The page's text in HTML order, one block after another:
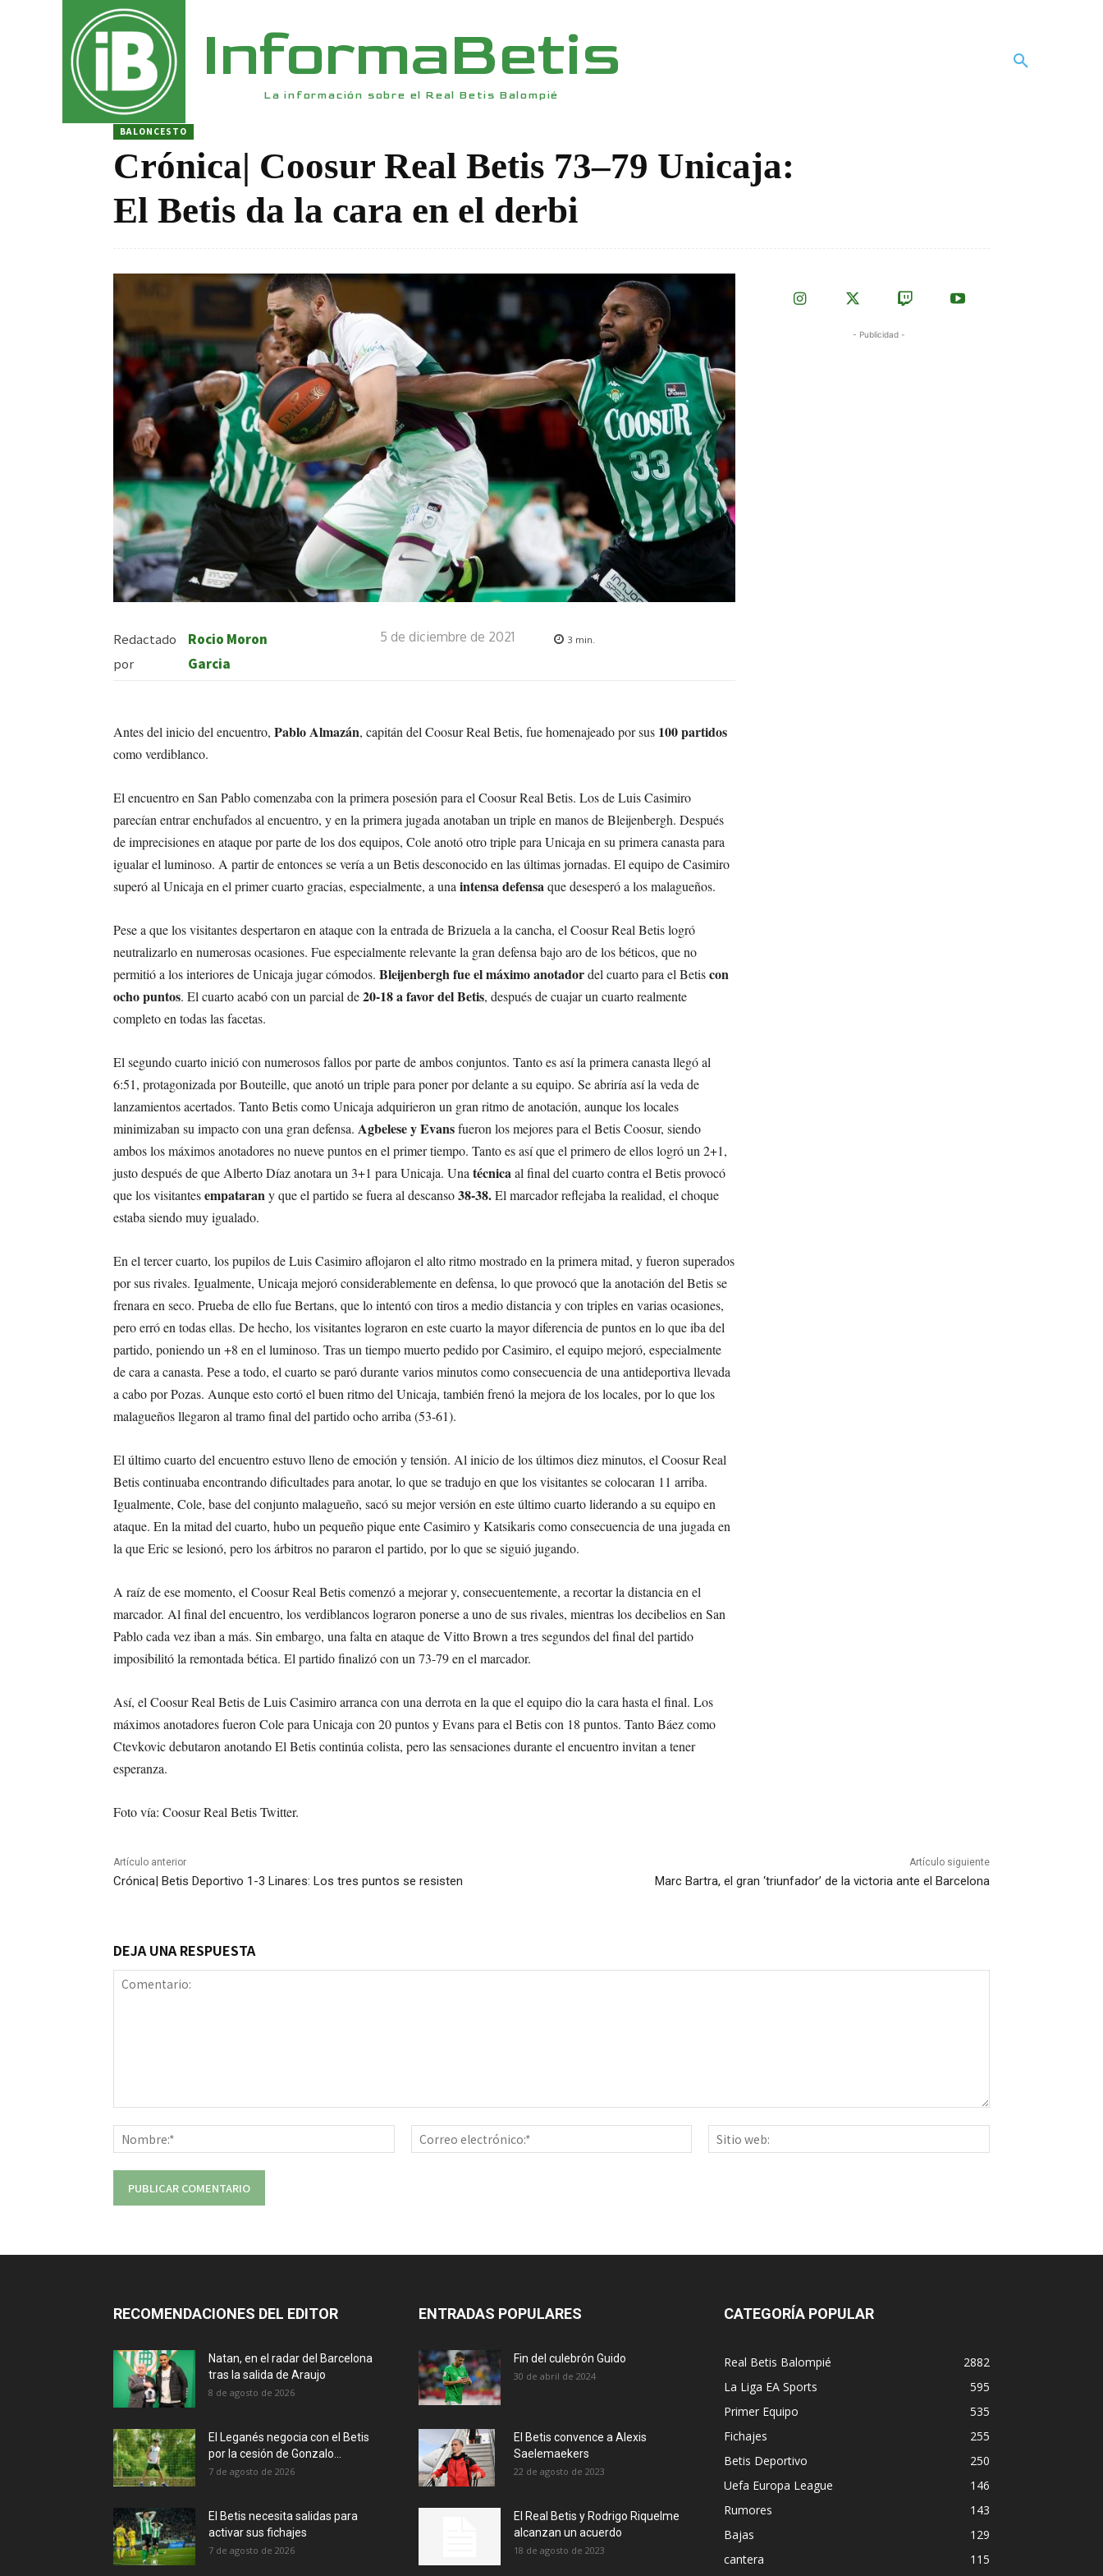
InformaBetis
La información sobre el Real Betis Balompié
BALONCESTO
Crónica| Coosur Real Betis 73–79 Unicaja:
El Betis da la cara en el derbi
Redactado
por
Rocio Moron
Garcia
5 de diciembre de 2021 3 min.
Antes del inicio del encuentro, Pablo Almazán, capitán del Coosur Real Betis, fue homenajeado por sus 100 partidos
como verdiblanco.
El encuentro en San Pablo comenzaba con la primera posesión para el Coosur Real Betis. Los de Luis Casimiro
parecían entrar enchufados al encuentro, y en la primera jugada anotaban un triple en manos de Bleijenbergh. Después
de imprecisiones en ataque por parte de los dos equipos, Cole anotó otro triple para Unicaja en su primera canasta para
igualar el luminoso. A partir de entonces se vería a un Betis desconocido en las últimas jornadas. El equipo de Casimiro
superó al Unicaja en el primer cuarto gracias, especialmente, a unaintensa defensaque desesperó a los malagueños.
Pese a que los visitantes despertaron en ataque con la entrada de Brizuela a la cancha, el Coosur Real Betis logró
neutralizarlo en numerosas ocasiones. Fue especialmente relevante la gran defensa bajo aro de los béticos, que no
permitió a los interiores de Unicaja jugar cómodos. Bleijenbergh fue el máximo anotadordel cuarto para el Betiscon
ocho puntos. El cuarto acabó con un parcial de20-18 a favor del Betis, después de cuajar un cuarto realmente
completo en todas las facetas.
El segundo cuarto inició con numerosos fallos por parte de ambos conjuntos. Tanto es así la primera canasta llegó al
6:51, protagonizada por Bouteille, que anotó un triple para poner por delante a su equipo. Se abriría así la veda de
lanzamientos acertados. Tanto Betis como Unicaja adquirieron un gran ritmo de anotación, aunque los locales
minimizaban su impacto con una gran defensa. Agbelese y Evansfueron los mejores para el Betis Coosur, siendo
ambos los máximos anotadores no nueve puntos en el primer tiempo. Tanto es así que el primero de ellos logró un 2+1,
justo después de que Alberto Díaz anotara un 3+1 para Unicaja. Unatécnicaal final del cuarto contra el Betis provocó
que los visitantesempatarany que el partido se fuera al descanso38-38.El marcador reflejaba la realidad, el choque
estaba siendo muy igualado.
En el tercer cuarto, los pupilos de Luis Casimiro aflojaron el alto ritmo mostrado en la primera mitad, y fueron superados
por sus rivales. Igualmente, Unicaja mejoró considerablemente en defensa, lo que provocó que la anotación del Betis se
frenara en seco. Prueba de ello fue Bertans, que lo intentó con tiros a medio distancia y con triples en varias ocasiones,
pero erró en todas ellas. De hecho, los visitantes lograron en este cuarto la mayor diferencia de puntos en lo que iba del
partido, poniendo un +8 en el luminoso. Tras un tiempo muerto pedido por Casimiro, el equipo mejoró, especialmente
de cara a canasta. Pese a todo, el cuarto se paró durante varios minutos como consecuencia de una antideportiva llevada
a cabo por Pozas. Aunque esto cortó el buen ritmo del Unicaja, también frenó la mejora de los locales, por lo que los
malagueños llegaron al tramo final del partido ocho arriba (53-61).
El último cuarto del encuentro estuvo lleno de emoción y tensión. Al inicio de los últimos diez minutos, el Coosur Real
Betis continuaba encontrando dificultades para anotar, lo que se tradujo en que los visitantes se colocaran 11 arriba.
Igualmente, Cole, base del conjunto malagueño, sacó su mejor versión en este último cuarto liderando a su equipo en
ataque. En la mitad del cuarto, hubo un pequeño pique ente Casimiro y Katsikaris como consecuencia de una jugada en
la que Eric se lesionó, pero los árbitros no pararon el partido, por lo que se siguió jugando.
A raíz de ese momento, el Coosur Real Betis comenzó a mejorar y, consecuentemente, a recortar la distancia en el
marcador. Al final del encuentro, los verdiblancos lograron ponerse a uno de sus rivales, mientras los decibelios en San
Pablo cada vez iban a más. Sin embargo, una falta en ataque de Vitto Brown a tres segundos del final del partido
imposibilitó la remontada bética. El partido finalizó con un 73-79 en el marcador.
Así, el Coosur Real Betis de Luis Casimiro arranca con una derrota en la que el equipo dio la cara hasta el final. Los
máximos anotadores fueron Cole para Unicaja con 20 puntos y Evans para el Betis con 18 puntos. Tanto Báez como
Ctevkovic debutaron anotando El Betis continúa colista, pero las sensaciones durante el encuentro invitan a tener
esperanza.
Foto vía: Coosur Real Betis Twitter.
- Publicidad -
Artículo anterior
Crónica| Betis Deportivo 1-3 Linares: Los tres puntos se resisten
Artículo siguiente
Marc Bartra, el gran ‘triunfador’ de la victoria ante el Barcelona
DEJA UNA RESPUESTA
Nombre:*
Correo
electrónico:*
web:
RECOMENDACIONES DEL EDITOR
Natan, en el radar del Barcelona
tras la salida de Araujo
8 de agosto de 2026
El Leganés negocia con el Betis
por la cesión de Gonzalo...
7 de agosto de 2026
El Betis necesita salidas para
activar sus fichajes
7 de agosto de 2026
ENTRADAS POPULARES
Fin del culebrón Guido
30 de abril de 2024
El Betis convence a Alexis
Saelemaekers
22 de agosto de 2023
El Real Betis y Rodrigo Riquelme
alcanzan un acuerdo
18 de agosto de 2023
CATEGORÍA POPULAR
Real Betis Balompié
2882
La Liga EA Sports
595
Primer Equipo
535
Fichajes
255
Betis Deportivo
250
Uefa Europa League
146
Rumores
143
Bajas
129
cantera
115